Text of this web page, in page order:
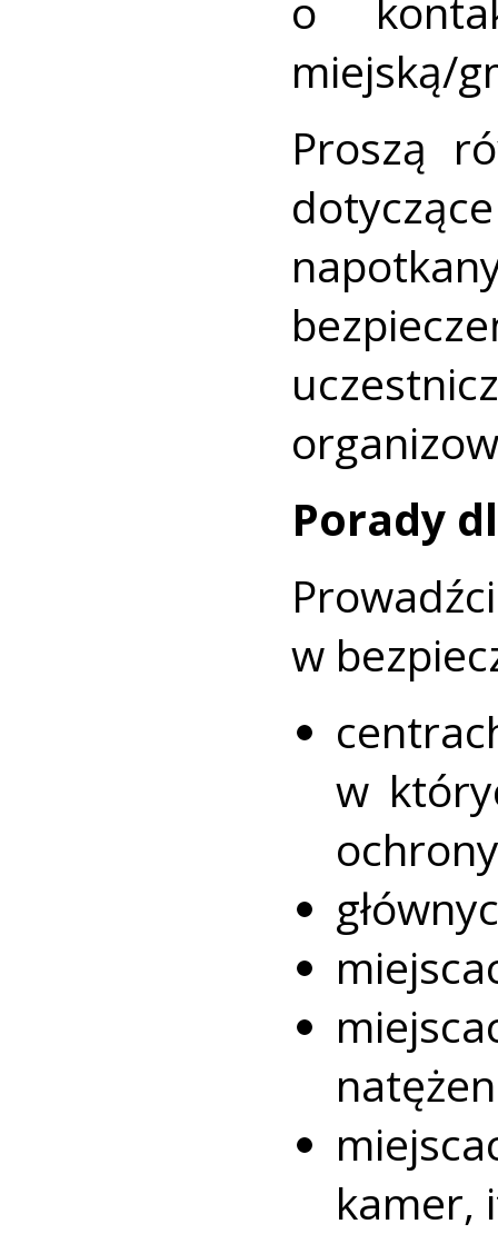
o
miejską/
Proszą
Porady
w
w
kamer,